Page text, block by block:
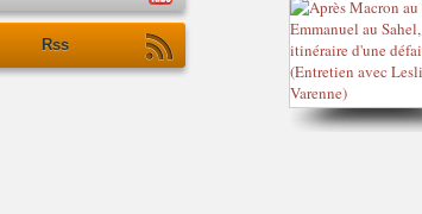
Rss